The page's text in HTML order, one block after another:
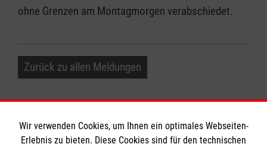
ohne Grenzen am Montagmorgen verabschiedet.
Zurück zu allen Meldungen
Wir verwenden Cookies, um Ihnen ein optimales Webseiten-
Erlebnis zu bieten. Diese Cookies sind für den technischen